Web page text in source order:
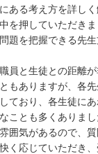
ある考え方を詳し
を押していただき
題を把握できる先
員と生徒との距離
もありますが、各
ており、各生徒に
ことも多くありま
囲気があるので、
く応じていただき